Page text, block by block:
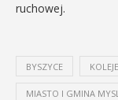
ruchowej.
BYSZYCE
MIASTO I GMINA